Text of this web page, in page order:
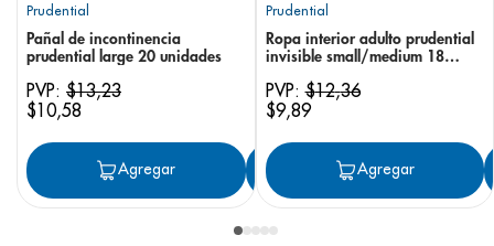
Prudential
Pañal de incontinencia
prudential large 20 unidades
PVP: $13,23
$10,58
Agregar Agregar
Prudential
Ropa interior adulto prudential
invisible small/medium 18
PVP:$12,36
$9,89
Agregar